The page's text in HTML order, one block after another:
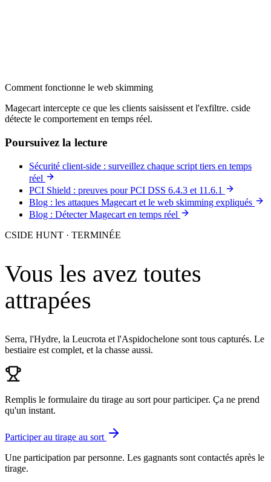
Comment fonctionne le web skimming
Magecart intercepte ce que les clients saisissent et l'exfiltre. cside
détecte le comportement en temps réel.
Poursuivez la lecture
Sécurité client-side : surveillez chaque script tiers en temps
réel
PCI Shield : preuves pour PCI DSS 6.4.3 et 11.6.1
Blog : les attaques Magecart et le web skimming expliqués
Blog : Détecter Magecart en temps réel
CSIDE HUNT · TERMINÉE
Vous les avez toutes
attrapées
Serra, l'Hydre, la Leucrota et l'Aspidochelone sont tous capturés. Le
bestiaire est complet, et la chasse aussi.
Remplis le formulaire du tirage au sort pour participer. Ça ne prend
qu'un instant.
Participer au tirage au sort
Une participation par personne. Les gagnants sont contactés après le
tirage.